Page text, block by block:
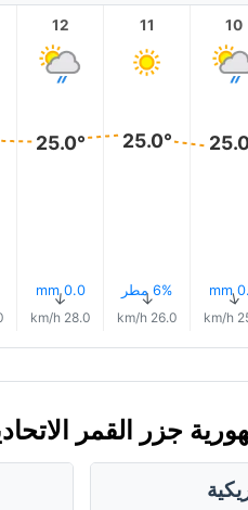
10
↑
11
25.0°
6% مطر↑
26.0 km/h
12
25.0°
0.0 mm
↑
28.0 km/h